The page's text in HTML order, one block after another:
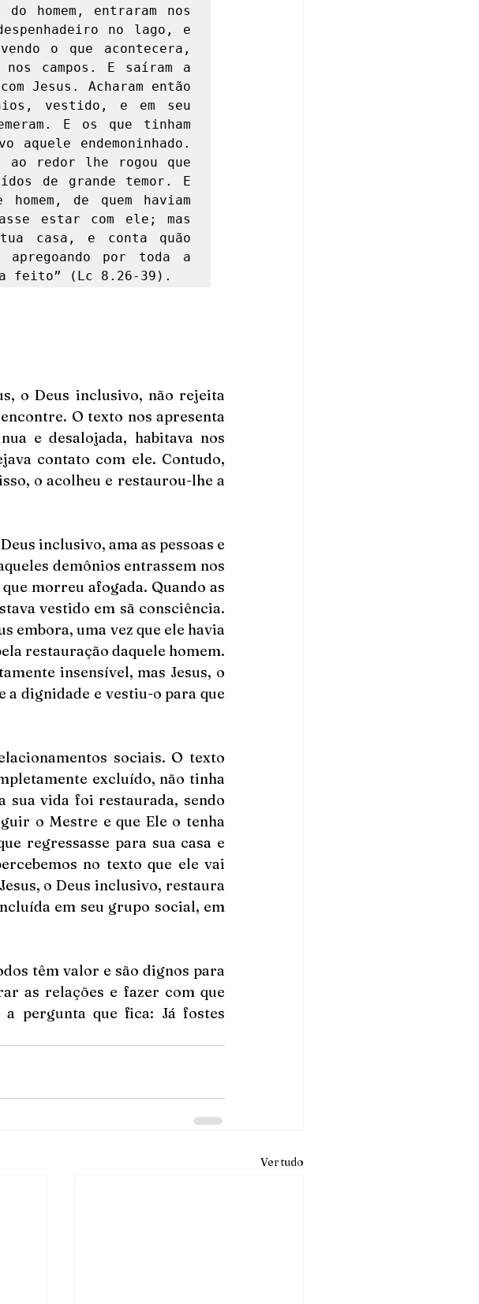
homem, entraram nos
no lago, e
o que acontecera,
campos. E saíram a
Jesus. Acharam então
vestido, e em seu
E os que tinham
aquele endemoninhado.
ao redor lhe rogou que
de grande temor. E
de quem haviam
estar com ele; mas
casa, e conta quão
por toda a
feito” (Lc 8.26-39).
o Deus inclusivo, não rejeita
O texto nos apresenta
e desalojada, habitava nos
contato com ele. Contudo,
o acolheu e restaurou-lhe a
inclusivo, ama as pessoas e
demônios entrassem nos
morreu afogada. Quando as
vestido em sã consciência.
embora, uma vez que ele havia
restauração daquele homem.
insensível, mas Jesus, o
dignidade e vestiu-o para que
sociais. O texto
excluído, não tinha
sua vida foi restaurada, sendo
o Mestre e que Ele o tenha
regressasse para sua casa e
no texto que ele vai
o Deus inclusivo, restaura
em seu grupo social, em
têm valor e são dignos para
as relações e fazer com que
a pergunta que fica: Já fostes
Ver tudo